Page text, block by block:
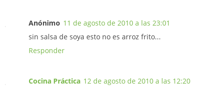
Anónimo 11 de agosto de 2010 a las 23:01
sin salsa de soya esto no es arroz frito...
Responder
Cocina Práctica 12 de agosto de 2010 a las 12:20